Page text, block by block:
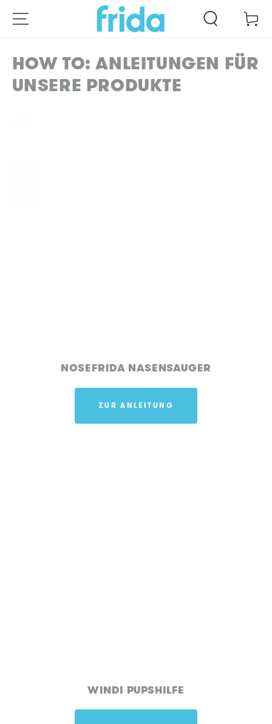
SPRINGEN
HOW TO: ANLEITUNGEN FÜR
UNSERE PRODUKTE
NOSEFRIDA NASENSAUGER
ZUR ANLEITUNG
WINDI PUPSHILFE